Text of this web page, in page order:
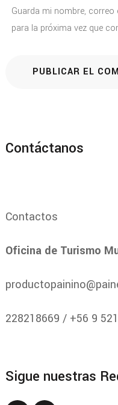
Guarda mi nombre,
para la próxima vez que
Contáctanos
Contactos
Oficina de Turismo
228218669 / +56 9
Sigue nuestras